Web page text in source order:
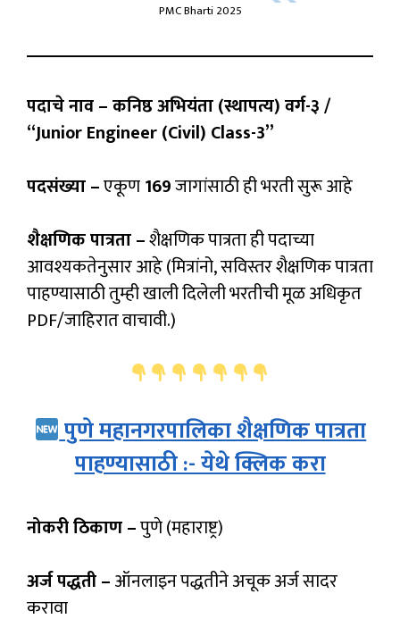
PMC Bharti 2025
पदाचे नाव – कनिष्ठ अभियंता (स्थापत्य) वर्ग-३ /
“Junior Engineer (Civil) Class-3”
पदसंख्या –एकूण169जागांसाठी ही भरती सुरू आहे
शैक्षणिक पात्रता –शैक्षणिक पात्रता ही पदाच्या
आवश्यकतेनुसार आहे (मित्रांनो, सविस्तर शैक्षणिक पात्रता
पाहण्यासाठी तुम्ही खाली दिलेली भरतीची मूळ अधिकृत
PDF/जाहिरात वाचावी.)
पुणे महानगरपालिका शैक्षणिक पात्रता
पाहण्यासाठी :- येथे क्लिक करा
नोकरी ठिकाण –पुणे (महाराष्ट्र)
अर्ज पद्धती –ऑनलाइन पद्धतीने अचूक अर्ज सादर
करावा